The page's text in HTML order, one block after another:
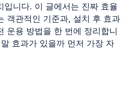
입니다. 이 글에서는 진짜 효율
객관적인 기준과, 설치 후 효과
운용 방법을 한 번에 정리합니
효과가 있을까 먼저 가장 자